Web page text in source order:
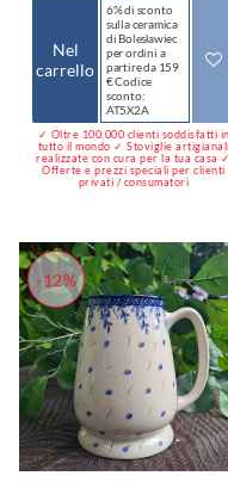
Nel
carrello
6% di sconto
sulla ceramica
di Bolesławiec
per ordini a
partire da 159
€ Codice
sconto:
AT5X2A
✓ Oltre 100.000 clienti soddisfatti in
tutto il mondo ✓ Stoviglie artigianali
realizzate con cura per la tua casa ✓
Offerte e prezzi speciali per clienti
privati / consumatori
-12%